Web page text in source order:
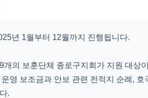
년 1월부터 12월까지 진행됩니다.
개의 보훈단체 종로구지회가 지원 대상
영 보조금과 안보 관련 전적지 순례, 호
.